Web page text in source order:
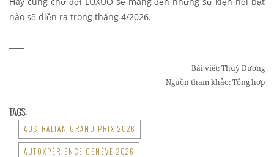
nào sẽ diễn ra trong tháng 4/2026.
Bài viết: Thuỳ Dương
Nguồn tham khảo: Tổng hợp
TAGS:
AUSTRALIAN GRAND PRIX 2026
AUTOXPÉRIENCE GENÈVE 2026